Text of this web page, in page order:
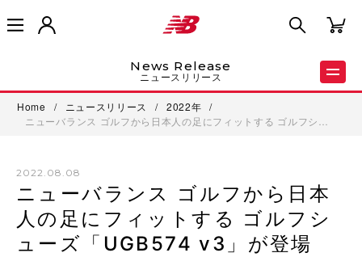
News Release
ニュースリリース
Home / ニュースリリース / 2022年
/
ニューバランス ゴルフから日本人の足にフィットする ゴルフシ…
2022.08.08
ニューバランス ゴルフから日本
人の足にフィットする ゴルフシ
ューズ「UGB574 v3」が登場